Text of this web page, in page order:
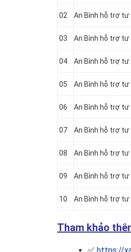
02 An Bình hỗ trợ tư
03 An Bình hỗ trợ tư
04 An Bình hỗ trợ tư
05 An Bình hỗ trợ tư
06 An Bình hỗ trợ tư
07 An Bình hỗ trợ tư
08 An Bình hỗ trợ tư
09 An Bình hỗ trợ tư
10 An Bình hỗ trợ tư
Tham khảo